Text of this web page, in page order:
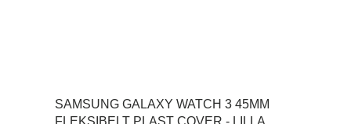
SAMSUNG GALAXY WATCH 3 45MM
FLEKSIBELT PLAST COVER - LILLA